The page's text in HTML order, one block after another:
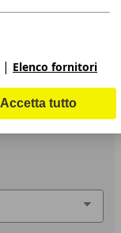
| Elenco fornitori
Accetta tutto